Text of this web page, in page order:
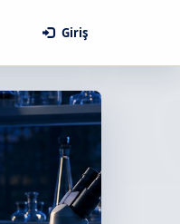
Giriş